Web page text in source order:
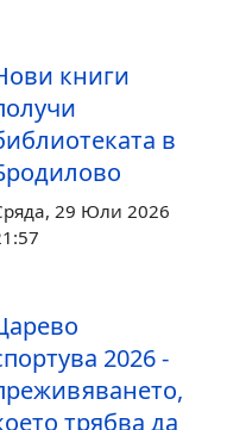
книги
в
29 Юли 2026
2026 -
трябва да